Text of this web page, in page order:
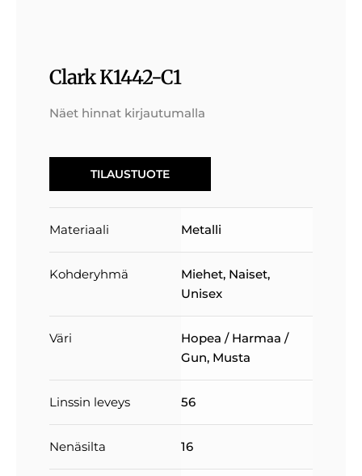
Clark K1442-C1
Näet hinnat kirjautumalla
TILAUSTUOTE
Materiaali Metalli
Kohderyhmä Miehet, Naiset,
Unisex
Väri
Hopea / Harmaa /
Gun, Musta
Linssin leveys 56
Nenäsilta 16